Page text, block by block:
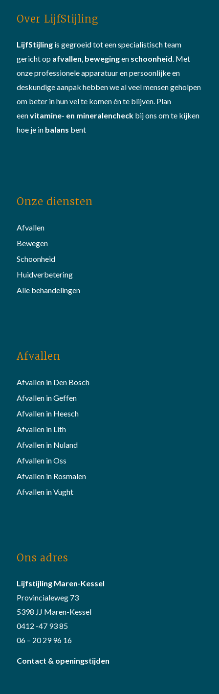
Over LijfStijling
LijfStijlingis gegroeid tot een specialistisch team
gericht op afvallen, bewegingen schoonheid. Met
onze professionele apparatuur en persoonlijke en
deskundige aanpak hebben we al veel mensen geholpen
om beter in hun vel te komen én te blijven. Plan
eenvitamine- en mineralencheckbij ons om te kijken
hoe je in balans bent
Onze diensten
Afvallen
Bewegen
Schoonheid
Huidverbetering
Alle behandelingen
Afvallen
Afvallen in Den Bosch
Afvallen in Geffen
Afvallen in Heesch
Afvallen in Lith
Afvallen in Nuland
Afvallen in Oss
Afvallen in Rosmalen
Afvallen in Vught
Ons adres
Lijfstijling Maren-Kessel
Provincialeweg 73
5398 JJ Maren-Kessel
0412 -47 93 85
06 – 20 29 96 16
Contact & openingstijden